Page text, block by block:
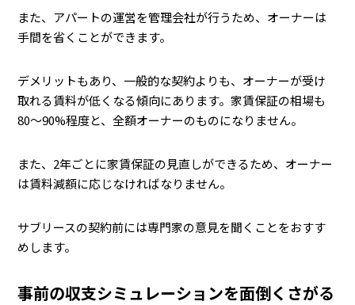
また、アパートの運営を管理会社が行うため、オーナーは
手間を省くことができます。
デメリットもあり、一般的な契約よりも、オーナーが受け
取れる賃料が低くなる傾向にあります。家賃保証の相場も
80〜90%程度と、全額オーナーのものになりません。
また、2年ごとに家賃保証の見直しができるため、オーナー
は賃料減額に応じなければなりません。
サブリースの契約前には専門家の意見を聞くことをおすす
めします。
事前の収支シミュレーションを面倒くさがる